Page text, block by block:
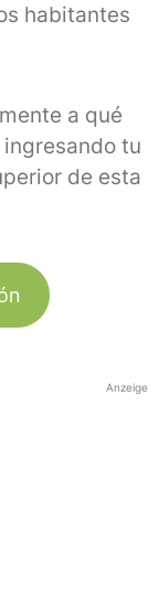
habitantes
a qué
tu
de esta
Anzeige